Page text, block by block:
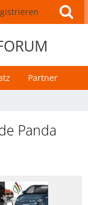
Partner
Panda